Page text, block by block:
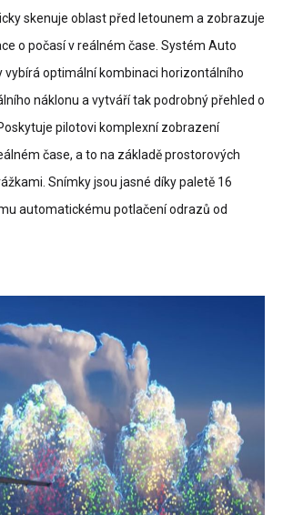
skenuje oblast před letounem a zobrazuje
o počasí v reálném čase. Systém Auto
vybírá optimální kombinaci horizontálního
náklonu a vytváří tak podrobný přehled o
pilotovi komplexní zobrazení
čase, a to na základě prostorových
Snímky jsou jasné díky paletě 16
automatickému potlačení odrazů od